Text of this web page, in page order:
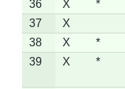
36
X *
37
X
38
X *
39
X *